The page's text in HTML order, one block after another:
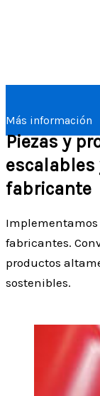
Más información
Piezas y
escalables
fabricante
fabricantes.
productos
sostenibles.